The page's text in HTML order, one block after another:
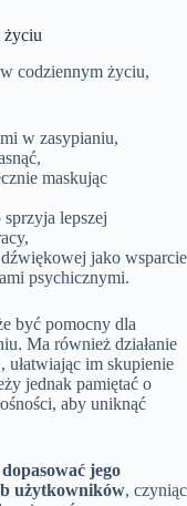
życiu
codziennym życiu,
w zasypianiu,
maskując
lepszej
jako wsparcie
psychicznymi.
być pomocny dla
Ma również działanie
im skupienie
jednak pamiętać o
aby uniknąć
jego
użytkowników, czyniąc